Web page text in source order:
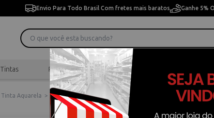
Envio Para Todo Brasil Com fretes mais baratos Ganhe 5%
Tintas Pincéis Desenho
Tinta Aquarela > Aquarela Htp-24b C/24 Cores